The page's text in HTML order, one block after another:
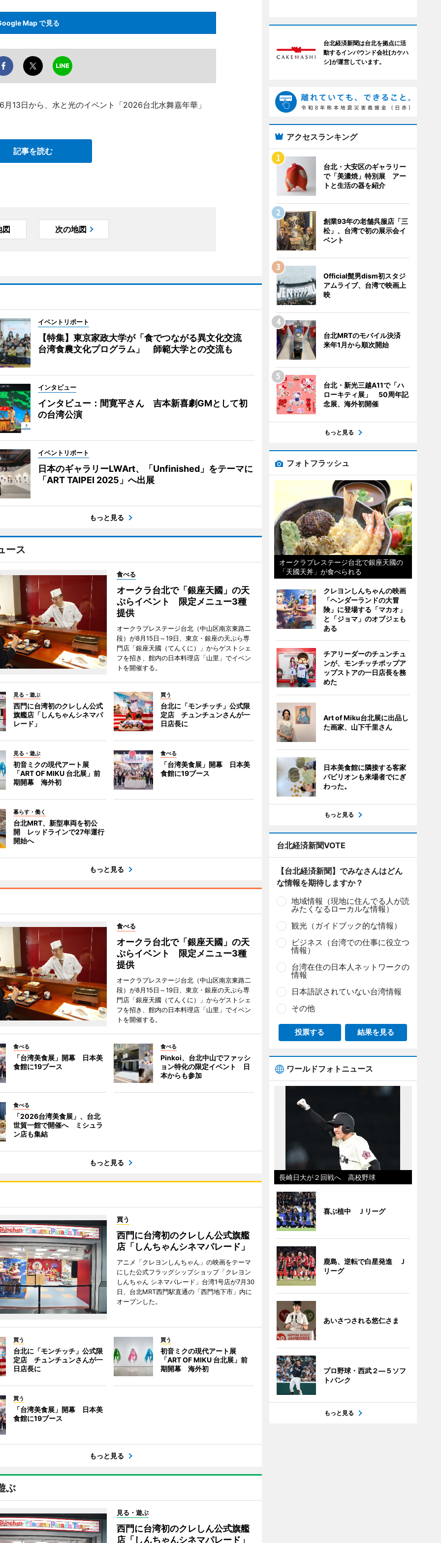
Map で見る
13日から、水と光のイベント「2026台北水舞嘉年華」
記事を読む
図 次の地図
イベントリポート
【特集】東京家政大学が「食でつながる異文化交流
台湾食農文化プログラム」 師範大学との交流も
インタビュー
インタビュー：間寛平さん 吉本新喜劇GMとして初
の台湾公演
イベントリポート
日本のギャラリーLWArt、「Unfinished」をテーマに
「ART TAIPEI 2025」へ出展
もっと見る
ース
食べる
オークラ台北で「銀座天國」の天
ぷらイベント 限定メニュー3種
提供
オークラプレステージ台北（中山区南京東路二
段）が8月15日～19日、東京・銀座の天ぷら専
門店「銀座天國（てんくに）」からゲストシェ
フを招き、館内の日本料理店「山里」でイベン
トを開催する。
見る・遊ぶ
西門に台湾初のクレしん公式
旗艦店「しんちゃんシネマパ
レード」
買う
台北に「モンチッチ」公式限
定店 チュンチュンさんが一
日店長に
見る・遊ぶ
初音ミクの現代アート展
「ART OF MIKU 台北展」前
期開幕 海外初
食べる
「台湾美食展」開幕 日本美
食館に19ブース
暮らす・働く
台北MRT、新型車両を初公
開 レッドラインで27年運行
開始へ
もっと見る
食べる
オークラ台北で「銀座天國」の天
ぷらイベント 限定メニュー3種
提供
オークラプレステージ台北（中山区南京東路二
段）が8月15日～19日、東京・銀座の天ぷら専
門店「銀座天國（てんくに）」からゲストシェ
フを招き、館内の日本料理店「山里」でイベン
トを開催する。
食べる
「台湾美食展」開幕 日本美
食館に19ブース
食べる
Pinkoi、台北中山でファッシ
ョン特化の限定イベント 日
本からも参加
食べる
「2026台湾美食展」、台北
世貿一館で開催へ ミシュラ
ン店も集結
もっと見る
買う
西門に台湾初のクレしん公式旗艦
店「しんちゃんシネマパレード」
アニメ「クレヨンしんちゃん」の映画をテーマ
にした公式フラッグシップショップ「クレヨン
しんちゃん シネマパレード」台湾1号店が7月30
日、台北MRT西門駅直通の「西門地下市」内に
オープンした。
買う
台北に「モンチッチ」公式限
定店 チュンチュンさんが一
日店長に
買う
初音ミクの現代アート展
「ART OF MIKU 台北展」前
期開幕 海外初
買う
「台湾美食展」開幕 日本美
食館に19ブース
もっと見る
ぶ
見る・遊ぶ
西門に台湾初のクレしん公式旗艦
店「しんちゃんシネマパレード」
台北経済新聞は台北を拠点に活
動するインバウンド会社[カケハ
シ]が運営しています。
アクセスランキング
台北・大安区のギャラリー
で「美濃焼」特別展 アー
トと生活の器を紹介
創業93年の老舗呉服店「三
松」、台湾で初の展示会イ
ベント
Official髭男dism初スタジ
アムライブ、台湾で映画上
映
台北MRTのモバイル決済
来年1月から順次開始
台北・新光三越A11で「ハ
ローキティ展」 50周年記
念展、海外初開催
もっと見る
フォトフラッシュ
オークラプレステージ台北で銀座天國の
「天國天丼」が食べられる
クレヨンしんちゃんの映画
「ヘンダーランドの大冒
険」に登場する「マカオ」
と「ジョマ」のオブジェも
ある
チアリーダーのチュンチュ
ンが、モンチッチポップア
ップストアの一日店長を務
めた
Art of Miku台北展に出品し
た画家、山下千里さん
日本美食館に隣接する客家
パビリオンも来場者でにぎ
わった。
もっと見る
台北経済新聞VOTE
【台北経済新聞】でみなさんはどん
な情報を期待しますか？
地域情報（現地に住んでる人が読
みたくなるローカルな情報）
観光（ガイドブック的な情報）
ビジネス（台湾での仕事に役立つ
情報）
台湾在住の日本人ネットワークの
情報
日本語訳されていない台湾情報
その他
投票する 結果を見る
ワールドフォトニュース
長崎日大が２回戦へ 高校野球
喜ぶ植中 Ｊリーグ
鹿島、逆転で白星発進 Ｊ
リーグ
あいさつされる悠仁さま
プロ野球・西武２―５ソフ
トバンク
もっと見る